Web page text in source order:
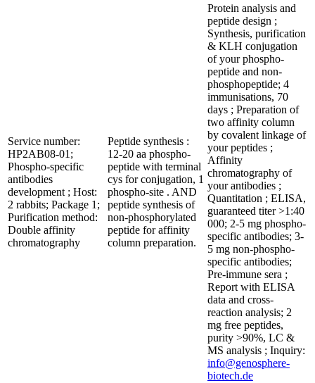
Service number:
HP2AB08-01;
Phospho-specific
antibodies
development ; Host:
2 rabbits; Package 1;
Purification method:
Double affinity
chromatography
Peptide synthesis :
12-20 aa phospho-
peptide with terminal
cys for conjugation, 1
phospho-site . AND
peptide synthesis of
non-phosphorylated
peptide for affinity
column preparation.
Protein analysis and
peptide design ;
Synthesis, purification
& KLH conjugation
of your phospho-
peptide and non-
phosphopeptide; 4
immunisations, 70
days ; Preparation of
two affinity column
by covalent linkage of
your peptides ;
Affinity
chromatography of
your antibodies ;
Quantitation ; ELISA,
guaranteed titer >1:40
000; 2-5 mg phospho-
specific antibodies; 3-
5 mg non-phospho-
specific antibodies;
Pre-immune sera ;
Report with ELISA
data and cross-
reaction analysis; 2
mg free peptides,
purity >90%, LC &
MS analysis ; Inquiry:
info@genosphere-
biotech.de